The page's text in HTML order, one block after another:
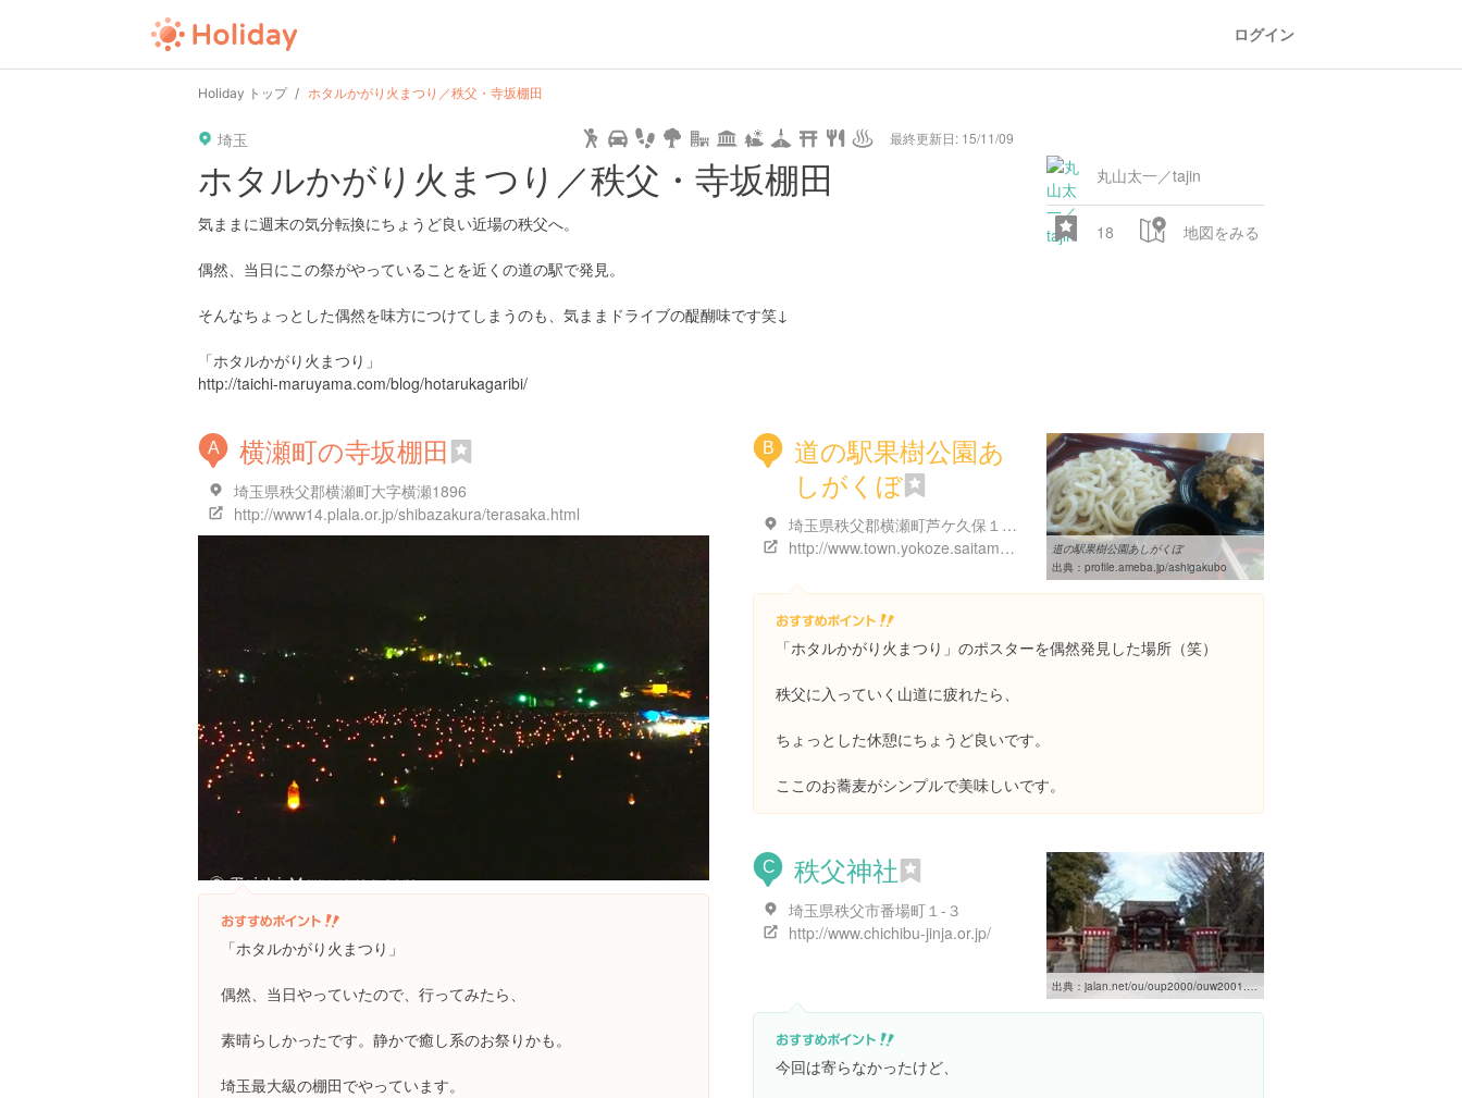
ログイン
Holiday トップ ホタルかがり火まつり／秩父・寺坂棚田
埼玉 最終更新日: 15/11/09
ホタルかがり火まつり／秩父・寺坂棚田
気ままに週末の気分転換にちょうど良い近場の秩父へ。
偶然、当日にこの祭がやっていることを近くの道の駅で発見。
そんなちょっとした偶然を味方につけてしまうのも、気ままドライブの醍醐味です笑↓
「ホタルかがり火まつり」
http://taichi-maruyama.com/blog/hotarukagaribi/
丸山太一／tajin
18 地図をみる
A 横瀬町の寺坂棚田
埼玉県秩父郡横瀬町大字横瀬1896
http://www14.plala.or.jp/shibazakura/terasaka.html
「ホタルかがり火まつり」
偶然、当日やっていたので、行ってみたら、
素晴らしかったです。静かで癒し系のお祭りかも。
埼玉最大級の棚田でやっています。
B
道の駅果樹公園あ
しがくぼ
埼玉県秩父郡横瀬町芦ケ久保１９１５-６
http://www.town.yokoze.saitama.jp/
道の駅果樹公園あしがくぼ
出典： profile.ameba.jp/ashigakubo
「ホタルかがり火まつり」のポスターを偶然発見した場所（笑）
秩父に入っていく山道に疲れたら、
ちょっとした休憩にちょうど良いです。
ここのお蕎麦がシンプルで美味しいです。
C 秩父神社
埼玉県秩父市番場町１-３
http://www.chichibu-jinja.or.jp/
出典： jalan.net/ou/oup2000/ouw2001.do?afCd=&rootCd=010000&screenId=OUW1302&spotId=guide000000111029
今回は寄らなかったけど、